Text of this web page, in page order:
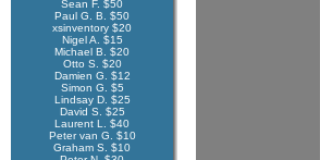
Sean F. $50
Paul G. B. $50
xsinventory $20
Nigel A. $15
Michael B. $20
Otto S. $20
Damien G. $12
Simon G. $5
Lindsay D. $25
David S. $25
Laurent L. $40
Peter van G. $10
Graham S. $10